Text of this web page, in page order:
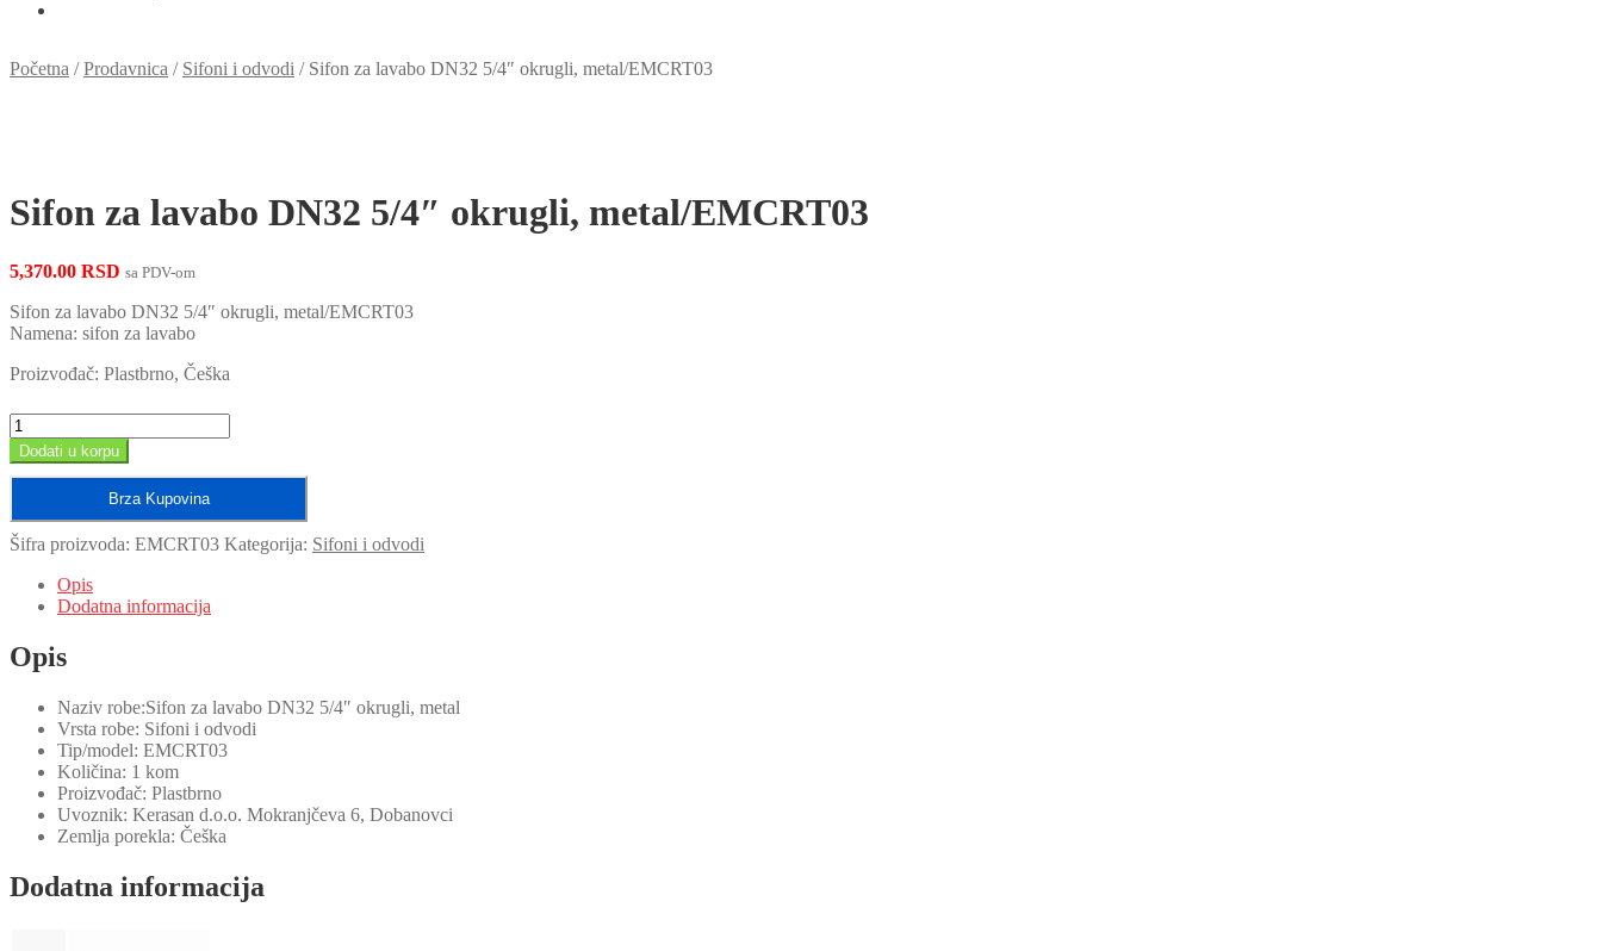
Početna /Prodavnica / Sifoni i odvodi / Sifon za lavabo DN32 5/4″ okrugli, metal/EMCRT03
Sifon za lavabo DN32 5/4″ okrugli, metal/EMCRT03
5,370.00 RSD sa PDV-om
Sifon za lavabo DN32 5/4″ okrugli, metal/EMCRT03
Namena: sifon za lavabo
Proizvođač: Plastbrno, Češka
Sifon
za
lavabo
okrugli,
metal/EMCRT03
Dodati u korpu
Brza Kupovina
Šifra proizvoda: EMCRT03 Kategorija: Sifoni i odvodi
Opis
Dodatna informacija
Opis
Naziv robe:Sifon za lavabo DN32 5/4″ okrugli, metal
Vrsta robe: Sifoni i odvodi
Tip/model: EMCRT03
Količina: 1 kom
Proizvođač: Plastbrno
Uvoznik: Kerasan d.o.o. Mokranjčeva 6, Dobanovci
Zemlja porekla: Češka
Dodatna informacija